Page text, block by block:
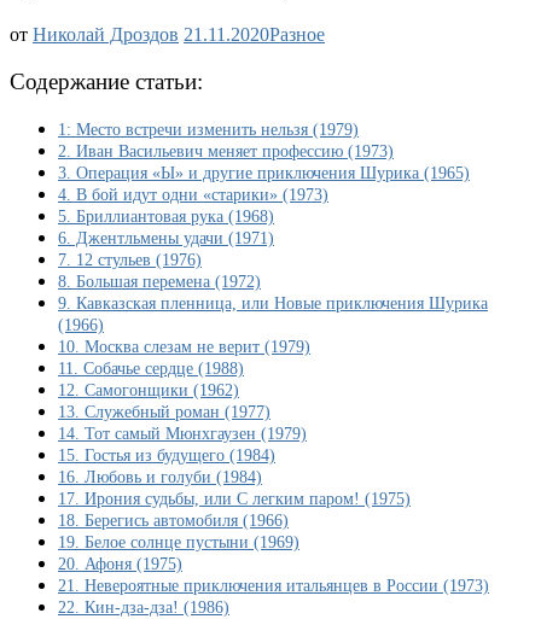
от Николай Дроздов 21.11.2020Список
лучших
советских
фильмов
по
всем
рейтингам
во
времена:
описание+фильм
на
Youtube
Разное
Содержание статьи:
1: Место встречи изменить нельзя (1979)
2. Иван Васильевич меняет профессию (1973)
3. Операция «Ы» и другие приключения Шурика (1965)
4. В бой идут одни «старики» (1973)
5. Бриллиантовая рука (1968)
6. Джентльмены удачи (1971)
7. 12 стульев (1976)
8. Большая перемена (1972)
9. Кавказская пленница, или Новые приключения Шурика
(1966)
10. Москва слезам не верит (1979)
11. Собачье сердце (1988)
12. Самогонщики (1962)
13. Служебный роман (1977)
14. Тот самый Мюнхгаузен (1979)
15. Гостья из будущего (1984)
16. Любовь и голуби (1984)
17. Ирония судьбы, или С легким паром! (1975)
18. Берегись автомобиля (1966)
19. Белое солнце пустыни (1969)
20. Афоня (1975)
21. Невероятные приключения итальянцев в России (1973)
22. Кин-дза-дза! (1986)